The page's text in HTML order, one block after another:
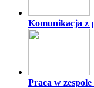
Komunikacja z
Praca w